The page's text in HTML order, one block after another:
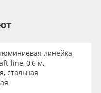
линейка
line, 0,6 м,
стальная